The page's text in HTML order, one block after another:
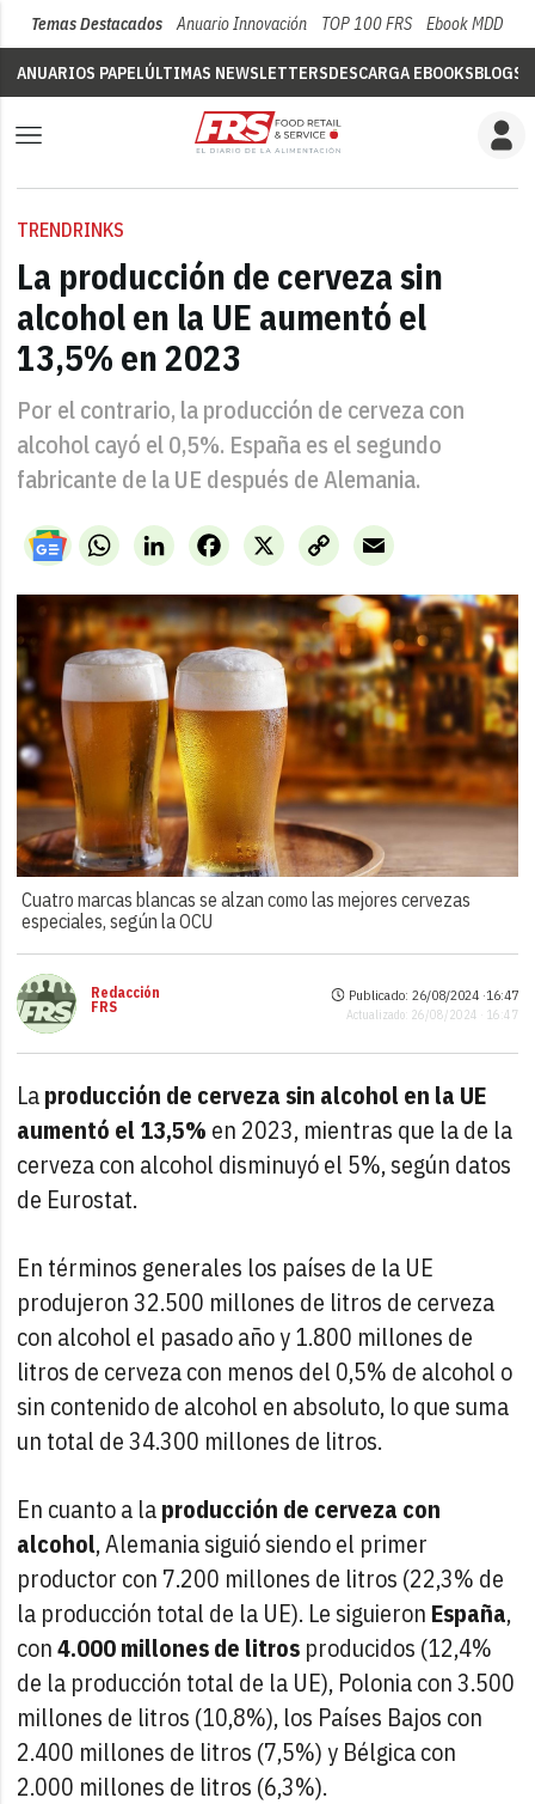
Temas Destacados Anuario Innovación TOP 100 FRS Ebook MDD
ANUARIOS PAPELÚLTIMAS NEWSLETTERSDESCARGA EBOOKSBLOGS
TRENDRINKS
La producción de cerveza sin
alcohol en la UE aumentó el
13,5% en 2023
Por el contrario, la producción de cerveza con
alcohol cayó el 0,5%. España es el segundo
fabricante de la UE después de Alemania.
WhatsAppLinkedIn X
Facebook
Copy
Link
Email
Cuatro marcas blancas se alzan como las mejores cervezas
especiales, según la OCU
Redacción
FRS
Publicado: 26/08/2024 ·16:47
Actualizado: 26/08/2024 · 16:47
Laproducción de cerveza sin alcohol en la UE
aumentó el 13,5% en 2023, mientras que la de la
cerveza con alcohol disminuyó el 5%, según datos
de Eurostat.
En términos generales los países de la UE
produjeron 32.500 millones de litros de cerveza
con alcohol el pasado año y 1.800 millones de
litros de cerveza con menos del 0,5% de alcohol o
sin contenido de alcohol en absoluto, lo que suma
un total de 34.300 millones de litros.
En cuanto a laproducción de cerveza con
alcohol, Alemania siguió siendo el primer
productor con 7.200 millones de litros (22,3% de
la producción total de la UE). Le siguieron España,
con4.000 millones de litros producidos (12,4%
de la producción total de la UE), Polonia con 3.500
millones de litros (10,8%), los Países Bajos con
2.400 millones de litros (7,5%) y Bélgica con
2.000 millones de litros (6,3%).